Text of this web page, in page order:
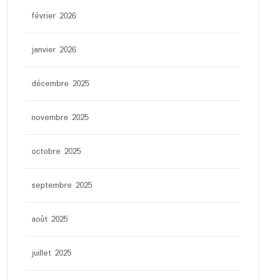
février 2026
janvier 2026
décembre 2025
novembre 2025
octobre 2025
septembre 2025
août 2025
juillet 2025